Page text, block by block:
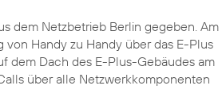
dem Netzbetrieb Berlin gegeben. Am
von Handy zu Handy über das E-Plus
dem Dach des E-Plus-Gebäudes am
über alle Netzwerkkomponenten